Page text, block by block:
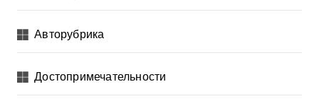
Авторубрика
Достопримечательности